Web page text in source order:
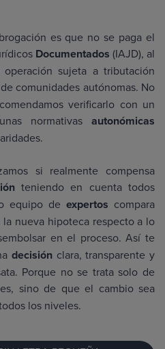
es que no se paga el
Documentados (IAJD), al
sujeta a tributación
comunidades autónomas. No
verificarlo con un
normativas autonómicas
si realmente compensa
teniendo en cuenta todos
equipo de expertos compara
la nueva hipoteca respecto a lo
en el proceso. Así te
decisión clara, transparente y
Porque no se trata solo de
sino de que el cambio sea
los niveles.